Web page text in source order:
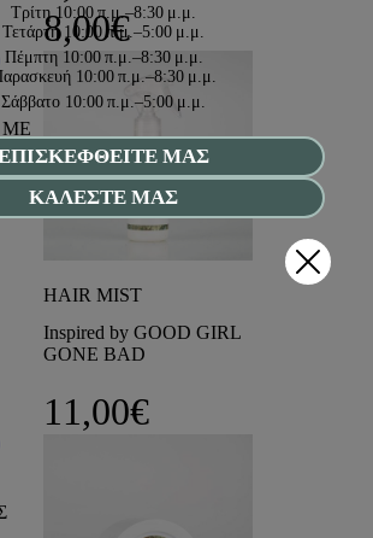
8,00€Price range:
ΜΕ
HAIR MIST
Inspired by GOOD GIRL
GONE BAD
11,00€
Τρίτη10:00 π.μ.–8:30 μ.μ.
Τετάρτη 10:00 π.μ.–5:00 μ.μ.
Πέμπτη 10:00 π.μ.–8:30 μ.μ.
10:00 π.μ.–8:30 μ.μ.
Σάββατο 10:00 π.μ.–5:00 μ.μ.
ΜΑΣ
ΚΑΛΕΣΤΕ ΜΑΣ